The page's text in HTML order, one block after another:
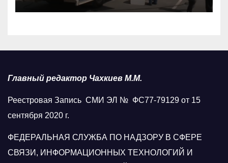
Главный редактор Чахкиев М.М.
Реестровая Запись СМИ ЭЛ № ФС77-79129 от 15
сентября 2020 г.
ФЕДЕРАЛЬНАЯ СЛУЖБА ПО НАДЗОРУ В СФЕРЕ
СВЯЗИ, ИНФОРМАЦИОННЫХ ТЕХНОЛОГИЙ И